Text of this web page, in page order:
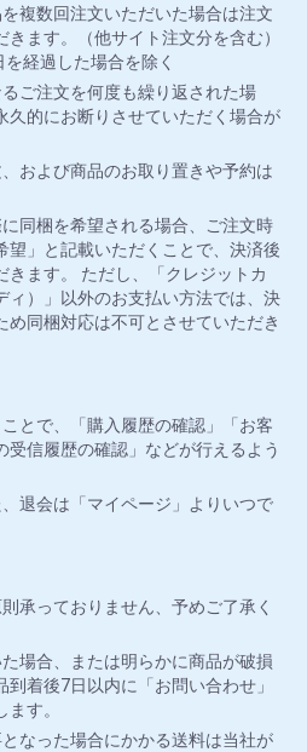
複数回注文いただいた場合は注文
ます。（他サイト注文分を含む）
経過した場合を除く
ご注文を何度も繰り返された場
久的にお断りさせていただく場合が
および商品のお取り置きや予約は
同梱を希望される場合、ご注文時
望」と記載いただくことで、決済後
きます。 ただし、「クレジットカ
ィ）」以外のお支払い方法では、決
め同梱対応は不可とさせていただき
とで、「購入履歴の確認」「お客
受信履歴の確認」などが行えるよう
退会は「マイページ」よりいつで
承っておりません、予めご了承く
場合、または明らかに商品が破損
到着後7日以内に「お問い合わせ」
す。
なった場合にかかる送料は当社が